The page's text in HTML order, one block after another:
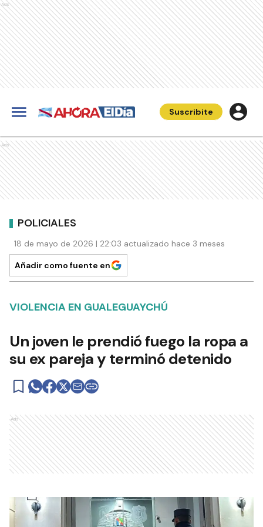
Ads
Suscribite
Ads
POLICIALES
18 de mayo de 2026 | 22:03 actualizado hace 3 meses
Añadir como fuente en
VIOLENCIA EN GUALEGUAYCHÚ
Un joven le prendió fuego la ropa a
su ex pareja y terminó detenido
Ads